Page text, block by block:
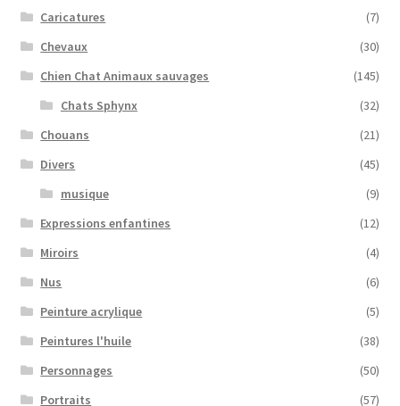
Caricatures
(7)
Chevaux
(30)
Chien Chat Animaux sauvages
(145)
Chats Sphynx
(32)
Chouans
(21)
Divers
(45)
musique
(9)
Expressions enfantines
(12)
Miroirs
(4)
Nus
(6)
Peinture acrylique
(5)
Peintures l'huile
(38)
Personnages
(50)
Portraits
(57)